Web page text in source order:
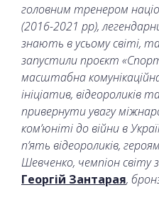
головним тренером
(2016-2021 рр),
знають в усьому світі,
запустили проєкт
масштабна
ініціатив, відеороликів
привернути увагу
комʼюніті до війни в
п’ять відеороликів,
Шевченко, чемпіон світу
Георгій Зантарая,